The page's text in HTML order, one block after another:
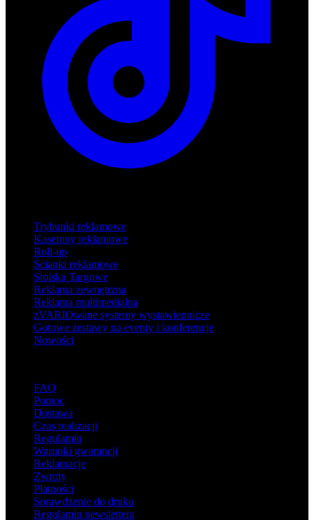
Trybunki reklamowe
Kasetony reklamowe
Roll-up
Ścianki reklamowe
Stoiska Targowe
Reklama zewnętrzna
Reklama multimedialna
zVARIOwane systemy wystawiennicze
Gotowe zestawy na eventy i konferencje
Nowości
FAQ
Pomoc
Dostawa
Czas realizacji
Regulamin
Warunki gwarancji
Reklamacje
Zwroty
Płatności
Sprawdzenie do druku
Regulamin newslettera